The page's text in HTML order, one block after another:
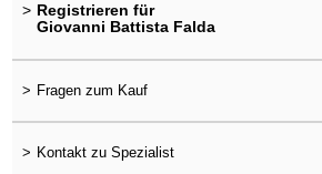
> Registrieren für
Giovanni Battista Falda
> Fragen zum Kauf
> Kontakt zu Spezialist